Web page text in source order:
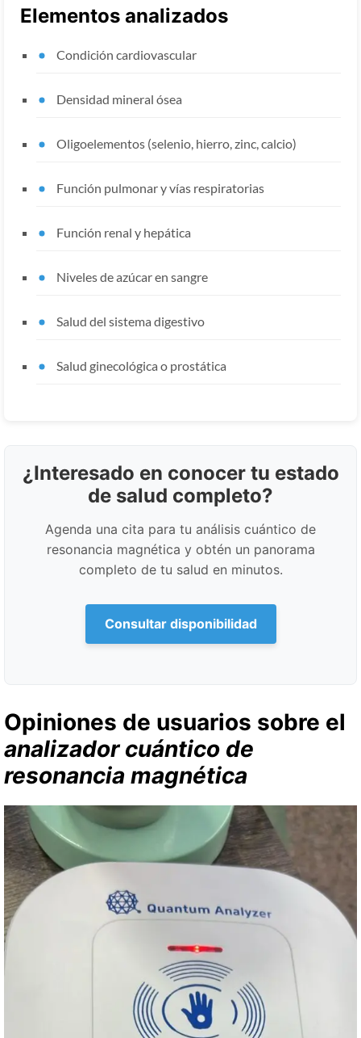
Elementos analizados
Condición cardiovascular
Densidad mineral ósea
Oligoelementos (selenio, hierro, zinc, calcio)
Función pulmonar y vías respiratorias
Función renal y hepática
Niveles de azúcar en sangre
Salud del sistema digestivo
Salud ginecológica o prostática
¿Interesado en conocer tu estado
de salud completo?
Agenda una cita para tu análisis cuántico de
resonancia magnética y obtén un panorama
completo de tu salud en minutos.
Consultar disponibilidad
Opiniones de usuarios sobre el
analizador cuántico de
resonancia magnética